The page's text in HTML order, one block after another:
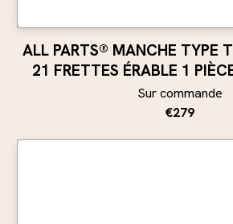
ALL PARTS® MANCHE TYPE
21 FRETTES ÉRABLE 1
Sur commande
€279